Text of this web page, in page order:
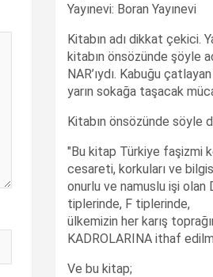
Yayınevi: Boran Yayınevi
Kitabın adı dikkat çekici.
kitabın önsözünde şöyle
NAR’ıydı. Kabuğu
yarın sokağa taşacak
Kitabın önsözünde söyle
"Bu kitap Türkiye faşizmi
cesareti, korkuları ve
onurlu ve namuslu işi olan
tiplerinde, F tiplerinde,
ülkemizin her karış
KADROLARINA ithaf
Ve bu kitap;